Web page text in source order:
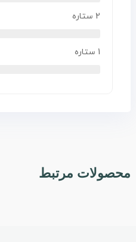
2 ستاره
1 ستاره
محصولات مرتبط